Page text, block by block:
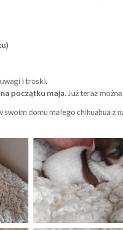
i troski.
początku maja. Już teraz
domu małego chihuahua